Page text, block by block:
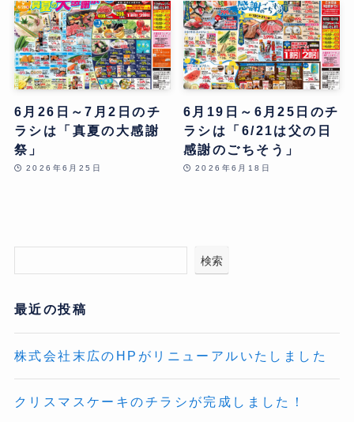
6月26日～7月2日のチ
ラシは「真夏の大感謝
祭」
2026年6月25日
6月19日～6月25日のチ
ラシは「6/21は父の日
感謝のごちそう」
2026年6月18日
検索
最近の投稿
株式会社末広のHPがリニューアルいたしました
クリスマスケーキのチラシが完成しました！